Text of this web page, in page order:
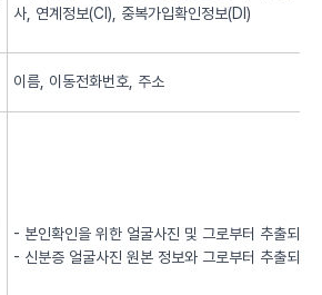
사, 연계정보(CI), 중복가입확인정보(DI)
이름, 이동전화번호, 주소
- 본인확인을 위한 얼굴사진 및 그로부터 추출되어
- 신분증 얼굴사진 원본 정보와 그로부터 추출되어